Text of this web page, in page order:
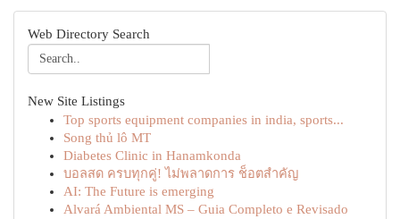
Web Directory Search
New Site Listings
Top sports equipment companies in india, sports...
Song thủ lô MT
Diabetes Clinic in Hanamkonda
บอลสด ครบทุกคู่! ไม่พลาดการ ช็อตสำคัญ
AI: The Future is emerging
Alvará Ambiental MS – Guia Completo e Revisado